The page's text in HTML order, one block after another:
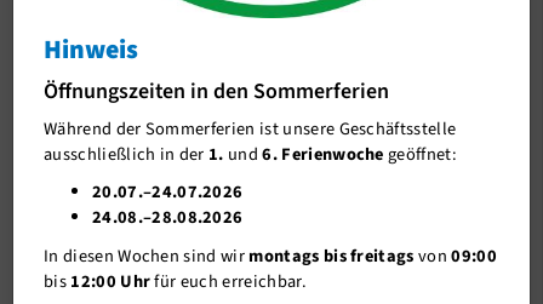
Abteilungsmeisterschaft der
TRIandertaler oder "Einfach mal
gemeinsam starten"
Abteilungsmeisterschaft der TRIandertaler oder
"Einfach mal gemeinsam starten"
J-Team
Stellenangebote
Förderverein me-sport e.V.
Mitgliederservice
Verantwortung
Hinweis
Öffnungszeiten in den Sommerferien
Während der Sommerferien ist unsere Geschäftsstelle
ausschließlich in der 1. und6. Ferienwochegeöffnet:
20.07.–24.07.2026
24.08.–28.08.2026
In diesen Wochen sind wirmontags bis freitagsvon09:00
bis12:00 Uhrfür euch erreichbar.